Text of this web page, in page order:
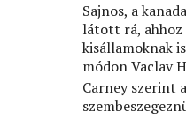
Sajnos, a
látott rá, ahhoz
kisállamoknak
módon Vaclav
Carney szerint